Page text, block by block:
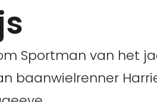
Sportman van het
baanwielrenner